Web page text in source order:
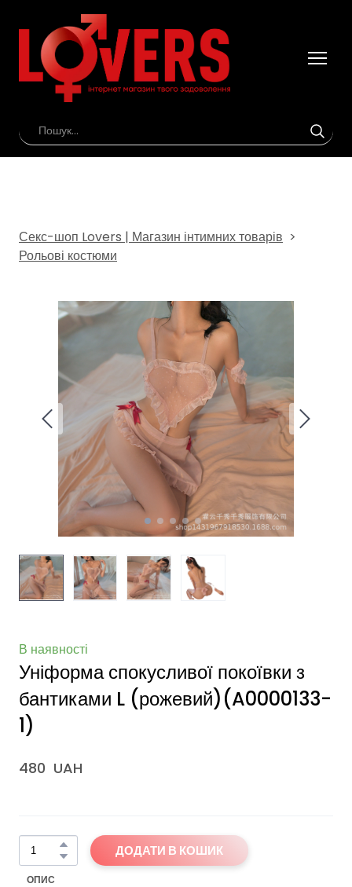
Секс-шоп Lovers | Магазин інтимних товарів
Рольові костюми
В наявності
Уніформа спокусливої покоївки з
бантиками L (рожевий)(A0000133-
1)
480  UAH
ДОДАТИ В КОШИК
ОПИС